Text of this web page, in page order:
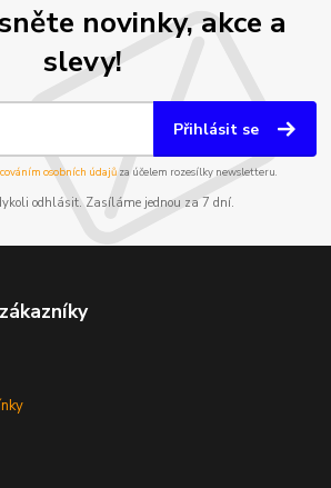
novinky, akce a
slevy!
Přihlásit se
osobních údajůza účelem rozesílky newsletteru.
odhlásit. Zasíláme jednou za 7 dní.